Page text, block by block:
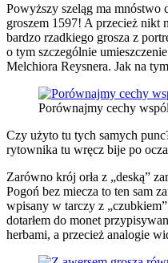
Powyższy szeląg ma
groszem 1597! A przecież nikt
bardzo rzadkiego grosza z
o tym szczególnie
Melchiora Reysnera. Jak na
Porównajmy cechy
Czy użyto tu tych samych
rytownika tu wręcz bije po
Zarówno krój orła z „deską”
Pogoń bez miecza to ten sam
wpisany w tarczy z
dotarłem do monet
herbami, a przecież analogie